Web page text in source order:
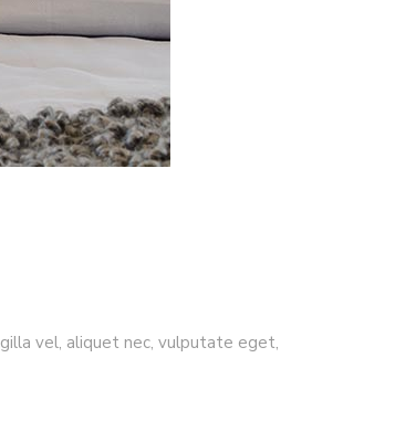
vel, aliquet nec, vulputate eget,